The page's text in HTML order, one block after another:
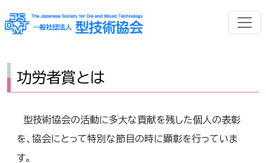
功労者賞とは
型技術協会の活動に多大な貢献を残した個人の表彰
を、協会にとって特別な節目の時に顕彰を行っていま
す。